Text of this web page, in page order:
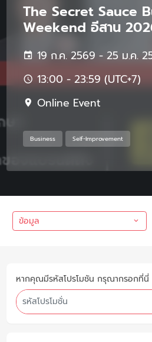
The Secret Sauce
Weekend อีสาน
19 ก.ค. 2569 - 25 ม.ค.
13:00 - 23:59 (UTC+7)
Online Event
Business Self-Improvement
ข้อมูล
หากคุณมีรหัสโปรโมชัน กรุณากรอกที่นี่